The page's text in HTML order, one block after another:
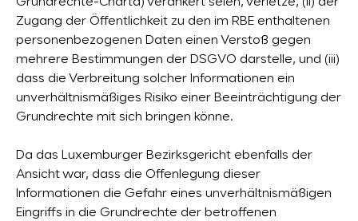
Zugang der Öffentlichkeit zu den im RBE enthaltenen
personenbezogenen Daten einen Verstoß gegen
mehrere Bestimmungen der DSGVO darstelle, und (iii)
dass die Verbreitung solcher Informationen ein
unverhältnismäßiges Risiko einer Beeinträchtigung der
Grundrechte mit sich bringen könne.
Da das Luxemburger Bezirksgericht ebenfalls der
Ansicht war, dass die Offenlegung dieser
Informationen die Gefahr eines unverhältnismäßigen
Eingriffs in die Grundrechte der betroffenen